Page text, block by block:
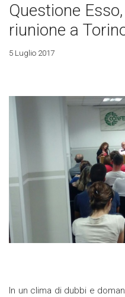
Questione
riunione a
5 Luglio 2017
In un clima di dubbi e